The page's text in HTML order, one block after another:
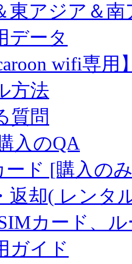
東アジア＆
データ
wifi専
方法
質問
入のQA
ード [購入の
返却( レンタ
カード、
ガイド